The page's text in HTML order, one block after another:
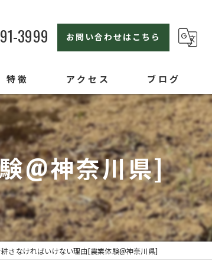
3999 お問い合わせはこちら
特徴
横浜の農業体験
親子
セカンドライフ
ライフスタイル
オンラインセミナー
アクセス ブログ
@神奈川県]
さなければいけない理由ㅤ[農業体験@神奈川県]